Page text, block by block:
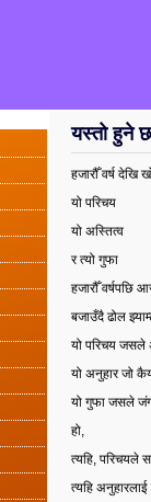
यस्तो हुने छ
हजारौँ वर्ष देखि
यो परिचय
यो अस्तित्व
र त्यो गुफा
हजारौँ वर्षपछि
बजाउँदै ढोल
यो परिचय जसले
यो अनुहार जो
यो गुफा जसले
हो,
त्यहि, परिचयले
त्यहि अनुहारलाई